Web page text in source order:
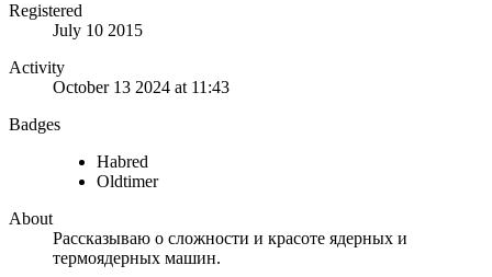
Registered
July 10 2015
Activity
October 13 2024 at 11:43
Badges
Habred
Oldtimer
About
Рассказываю о сложности и красоте ядерных и
термоядерных машин.